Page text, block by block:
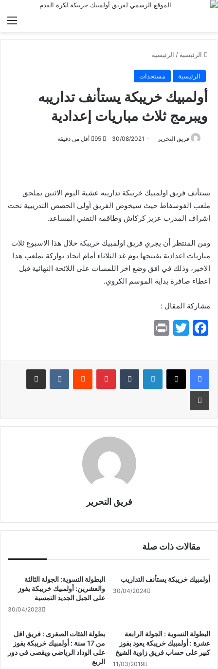
الرئيسية / الرئيسية
الرئيسية مستجدات
أولمبيك خريبكة يستأنف تداريبه
ويبرمج ثلاث مباريات إعدادية
فريق التحرير 30/08/2021 أقل من دقيقة
يستأنف فريق اولمبيك خريبكة تداريبه عشية اليوم الاثنين بملحق
ملعب الفوسفاط حيث سيخوض الفريق أولى الحصص التدريبية تحت
اشراف المدرب عزيز كركاش وطاقمه التقني المساعد.
ومن المنتظر أن يجري فريق اولمبيك خريبكة خلال هذا الاسبوع ثلاث
مباريات اعدادية يفتتحها يوم غد الثلاثاء أمام اتحاد تواركة بملعب هذا
الاخير، وذلك في افق وضع اخر اللمسات على اللائحة النهائية قبل
اعطاء صافرة بداية الموسم الكروي.
مشاركة المقال :
F
c
e
b
o
o
T
itt
er
t
لينكدإن بينتيريست مشاركة عبر البريد
طباعة
فريق التحرير
مقالات ذات صلة
البطولة النسوية: الجولة الثالثة
والعشرين: أولمبيك خريبكة يفوز
على الجيل الجديد التمسية
30/04/2023
أولمبيك خريبكة يستأنف التداريب
30/04/2024
بطولة الفئات الصغرى : فريق اقل
من 17 سنة : أولمبيك خريبكة يفوز
على الوداد الرياضي ويقصى في دور
الربع
البطولة النسوية : الجولة الرابعة
عشرة : أولمبيك خريبكة يعود بفوز
كبير على حساب فريق زاوية الشيخ
11/03/2019